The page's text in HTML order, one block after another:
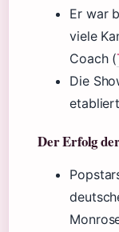
Er war
viele
Coach (
Die
Der Erfolg